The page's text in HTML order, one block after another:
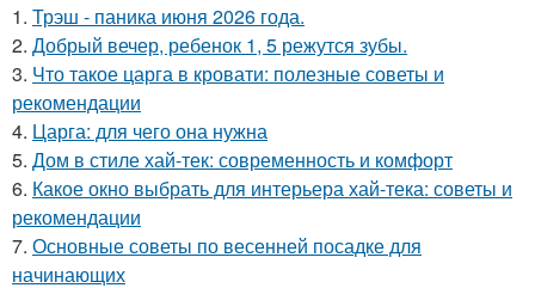
1. Трэш - паника июня 2026 года.
2. Добрый вечер, ребенок 1, 5 режутся зубы.
3. Что такое царга в кровати: полезные советы и
рекомендации
4. Царга: для чего она нужна
5. Дом в стиле хай-тек: современность и комфорт
6. Какое окно выбрать для интерьера хай-тека: советы и
рекомендации
7. Основные советы по весенней посадке для
начинающих